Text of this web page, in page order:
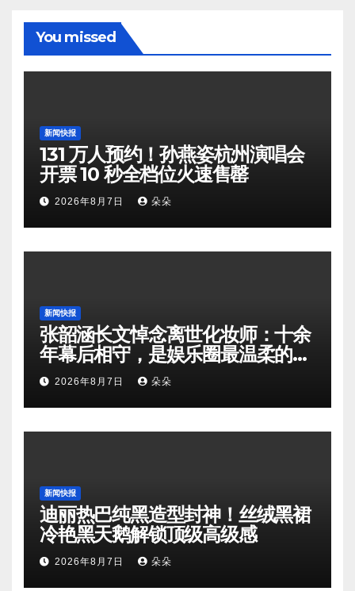
You missed
新闻快报
131 万人预约！孙燕姿杭州演唱会
开票 10 秒全档位火速售罄
2026年8月7日 朵朵
新闻快报
张韶涵长文悼念离世化妆师：十余
年幕后相守，是娱乐圈最温柔的双
向奔赴
2026年8月7日 朵朵
新闻快报
迪丽热巴纯黑造型封神！丝绒黑裙
冷艳黑天鹅解锁顶级高级感
2026年8月7日 朵朵